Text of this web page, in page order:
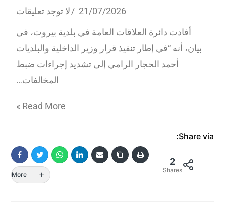
21/07/2026
لا توجد تعليقات
أفادت دائرة العلاقات العامة في بلدية بيروت، في
بيان، أنه “في إطار تنفيذ قرار وزير الداخلية والبلديات
أحمد الحجار الرامي إلى تشديد إجراءات ضبط
المخالفات…
Read More »
Share via:
2
Shares
More